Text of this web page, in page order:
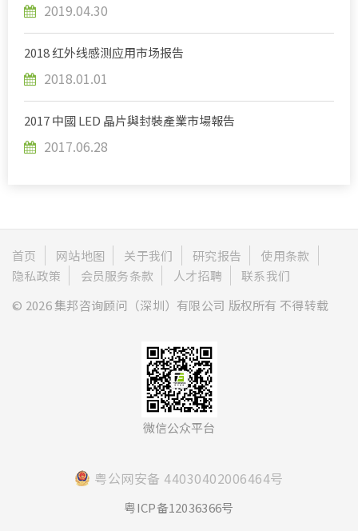
2019.04.30
2018 红外线感测应用市场报告
2018.01.01
2017 中國 LED 晶片與封裝產業市場報告
2017.06.28
首页 网站地图 关于我们 研究报告
使用条款
隐私政策
会员服务条款 人才招聘
联系我们
© 2026 集邦咨询顾问（深圳）有限公司 版权所有 不得转载
微信公众平台
粤公网安备 44030402006464号
粤ICP备12036366号